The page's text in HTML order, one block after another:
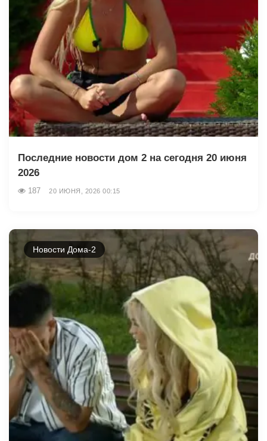
Последние новости дом 2 на сегодня 20 июня
2026
187 20 ИЮНЯ, 2026 00:15
Новости Дома-2